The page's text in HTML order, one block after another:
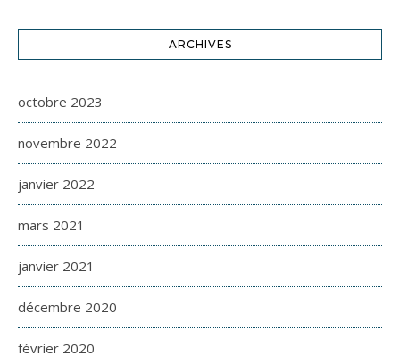
ARCHIVES
octobre 2023
novembre 2022
janvier 2022
mars 2021
janvier 2021
décembre 2020
février 2020